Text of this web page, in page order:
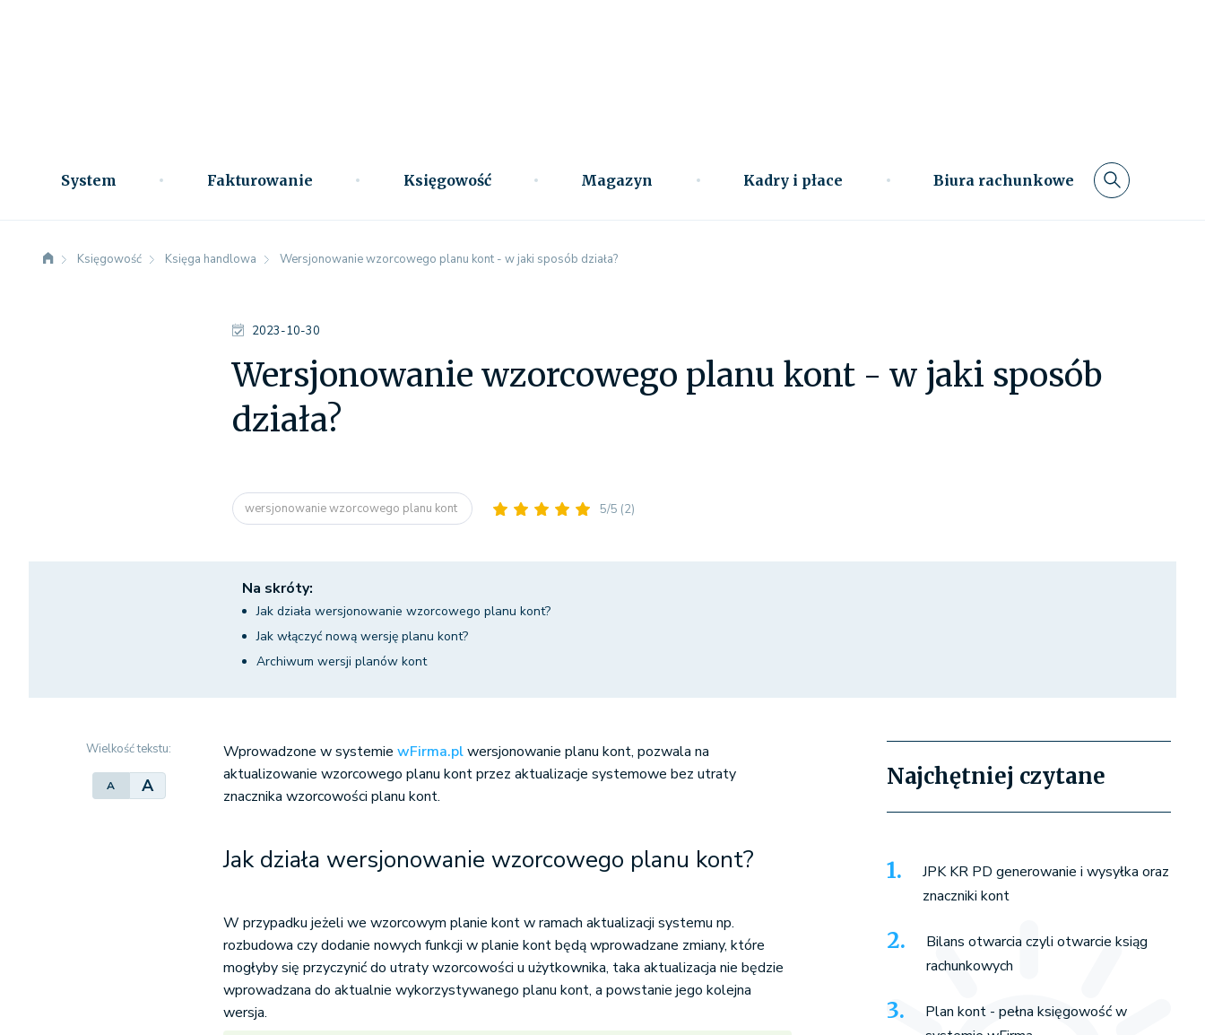
System Fakturowanie Księgowość Magazyn Kadry i płace Biura rachunkowe
Księgowość Księga handlowa Wersjonowanie wzorcowego planu kont - w jaki sposób działa?
2023-10-30
Wersjonowanie wzorcowego planu kont - w jaki sposób
działa?
wersjonowanie wzorcowego planu kont 5/5 (2)
Na skróty:
Jak działa wersjonowanie wzorcowego planu kont?
Jak włączyć nową wersję planu kont?
Archiwum wersji planów kont
Wielkość tekstu:
A A
Wprowadzone w systemiewFirma.plwersjonowanie planu kont, pozwala na
aktualizowanie wzorcowego planu kont przez aktualizacje systemowe bez utraty
znacznika wzorcowości planu kont.
Jak działa wersjonowanie wzorcowego planu kont?
W przypadku jeżeli we wzorcowym planie kont w ramach aktualizacji systemu np.
rozbudowa czy dodanie nowych funkcji w planie kont będą wprowadzane zmiany, które
mogłyby się przyczynić do utraty wzorcowości u użytkownika, taka aktualizacja nie będzie
wprowadzana do aktualnie wykorzystywanego planu kont, a powstanie jego kolejna
wersja.
Najchętniej czytane
JPK KR PD generowanie i wysyłka oraz
znaczniki kont
Bilans otwarcia czyli otwarcie ksiąg
rachunkowych
Plan kont - pełna księgowość w